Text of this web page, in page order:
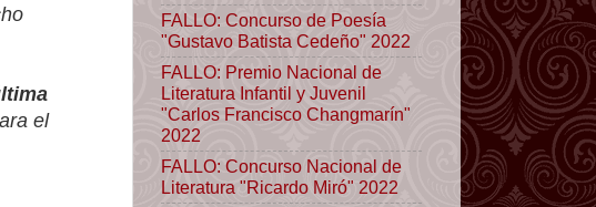
el
FALLO: Concurso de Poesía
"Gustavo Batista Cedeño" 2022
FALLO: Premio Nacional de
Literatura Infantil y Juvenil
"Carlos Francisco Changmarín"
2022
FALLO: Concurso Nacional de
Literatura "Ricardo Miró" 2022